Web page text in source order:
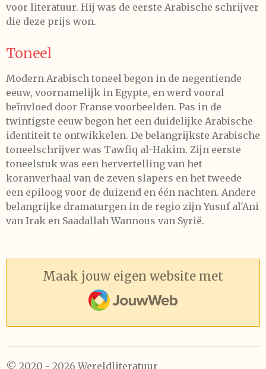
voor literatuur. Hij was de eerste Arabische schrijver
die deze prijs won.
Toneel
Modern Arabisch toneel begon in de negentiende
eeuw, voornamelijk in Egypte, en werd vooral
beïnvloed door Franse voorbeelden. Pas in de
twintigste eeuw begon het een duidelijke Arabische
identiteit te ontwikkelen. De belangrijkste Arabische
toneelschrijver was Tawfiq al-Hakim. Zijn eerste
toneelstuk was een hervertelling van het
koranverhaal van de zeven slapers en het tweede
een epiloog voor de duizend en één nachten. Andere
belangrijke dramaturgen in de regio zijn Yusuf al'Ani
van Irak en Saadallah Wannous van Syrië.
Maak jouw eigen website met
JouwWeb
© 2020 - 2026 Wereldliteratuur